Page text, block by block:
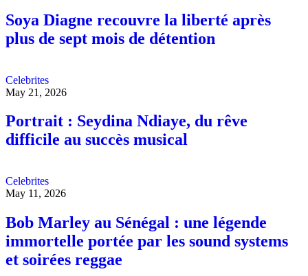
Soya Diagne recouvre la liberté après
plus de sept mois de détention
Celebrites
May 21, 2026
Portrait : Seydina Ndiaye, du rêve
difficile au succès musical
Celebrites
May 11, 2026
Bob Marley au Sénégal : une légende
immortelle portée par les sound systems
et soirées reggae